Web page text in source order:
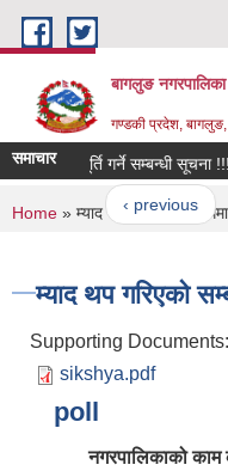
Skip to main content
बागलुङ नगरपालिका
गण्डकी प्रदेश,
समाचारपदपूर्ति गर्ने सम्बन्धी सूचना !!!
« first ‹ previous …
You are here
Home » म्याद थप गरिएको सम्बन्धमा
म्याद थप गरिएको
Supporting Documents:
sikshya.pdf
poll
नगरपालिकाको काम